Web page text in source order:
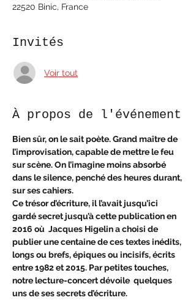
22520 Binic, France
Invités
Voir tout
À propos de l'événement
Bien sûr, on le sait poète. Grand maître de
l’improvisation, capable de mettre le feu
sur scène. On l’imagine moins absorbé
dans le silence, penché des heures durant,
sur ses cahiers.
Ce trésor d’écriture, il l’avait jusqu’ici
gardé secret jusqu’à cette publication en
2016 où  Jacques Higelin a choisi de
publier une centaine de ces textes inédits,
longs ou brefs, épiques ou incisifs, écrits
entre 1982 et 2015. Par petites touches,
notre lecture-concert dévoile  quelques
uns de ses secrets d’écriture.